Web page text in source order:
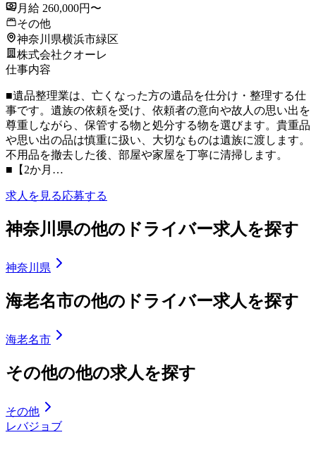
月給 260,000円〜
その他
神奈川県横浜市緑区
株式会社クオーレ
仕事内容
■遺品整理業は、亡くなった方の遺品を仕分け・整理する仕
事です。遺族の依頼を受け、依頼者の意向や故人の思い出を
尊重しながら、保管する物と処分する物を選びます。貴重品
や思い出の品は慎重に扱い、大切なものは遺族に渡します。
不用品を撤去した後、部屋や家屋を丁寧に清掃します。
■【2か月…
求人を見る応募する
神奈川県の他のドライバー求人を探す
神奈川県
海老名市の他のドライバー求人を探す
海老名市
その他の他の求人を探す
その他
レバジョブ